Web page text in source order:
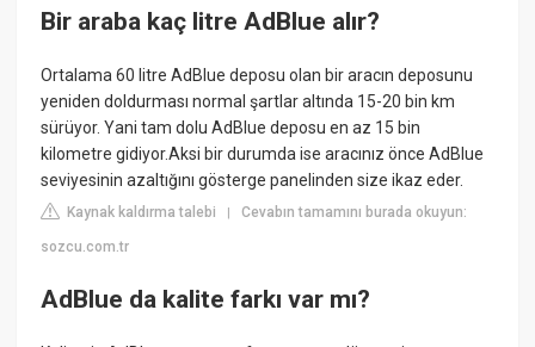
Bir araba kaç litre AdBlue alır?
Ortalama 60 litre AdBlue deposu olan bir aracın deposunu
yeniden doldurması normal şartlar altında 15-20 bin km
sürüyor. Yani tam dolu AdBlue deposu en az 15 bin
kilometre gidiyor.Aksi bir durumda ise aracınız önce AdBlue
seviyesinin azaltığını gösterge panelinden size ikaz eder.
Kaynak kaldırma talebi |Cevabın tamamını burada okuyun:
sozcu.com.tr
AdBlue da kalite farkı var mı?